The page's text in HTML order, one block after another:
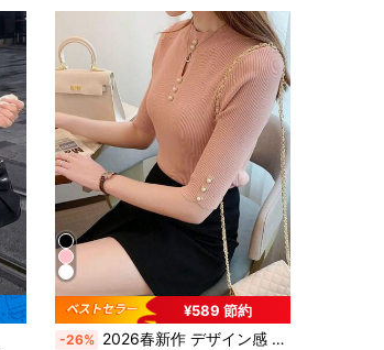
¥589 節約
-26% 2026春新作 デザイン感 レディース ハーフスリーブニット 柔らかい 軽量 春夏ニット レディース 五分袖トップス インナーニット ジャケットに合う レディース 半袖 カジュアル通勤 レディース シンプル 五分袖ニットT 肌触り良く軽量通気性のベーシックアイテム 春夏用五分袖ニットトップス インスタ映え カットアウトデザイン フィットクルーネックリブニット半袖インナー 上品なセミハイネックレースデザイン半袖ニット 春夏薄手シルエット強調ニットTシャツ